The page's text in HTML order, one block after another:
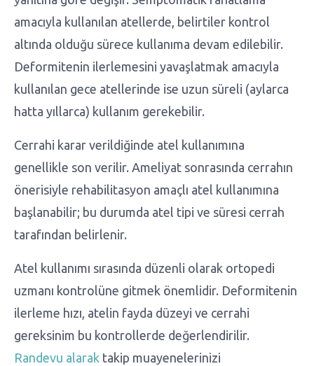
amacıyla kullanılan atellerde, belirtiler kontrol
altında olduğu sürece kullanıma devam edilebilir.
Deformitenin ilerlemesini yavaşlatmak amacıyla
kullanılan gece atellerinde ise uzun süreli (aylarca
hatta yıllarca) kullanım gerekebilir.
Cerrahi karar verildiğinde atel kullanımına
genellikle son verilir. Ameliyat sonrasında cerrahın
önerisiyle rehabilitasyon amaçlı atel kullanımına
başlanabilir; bu durumda atel tipi ve süresi cerrah
tarafından belirlenir.
Atel kullanımı sırasında düzenli olarak ortopedi
uzmanı kontrolüne gitmek önemlidir. Deformitenin
ilerleme hızı, atelin fayda düzeyi ve cerrahi
gereksinim bu kontrollerde değerlendirilir.
Randevu alarak takip muayenelerinizi